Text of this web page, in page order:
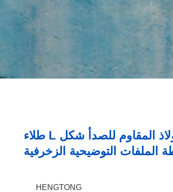
22 ملم الفولاذ المقاوم للصدأ شكل L طلاء
الملفات التوضيحية الزخرفية
HENGTONG